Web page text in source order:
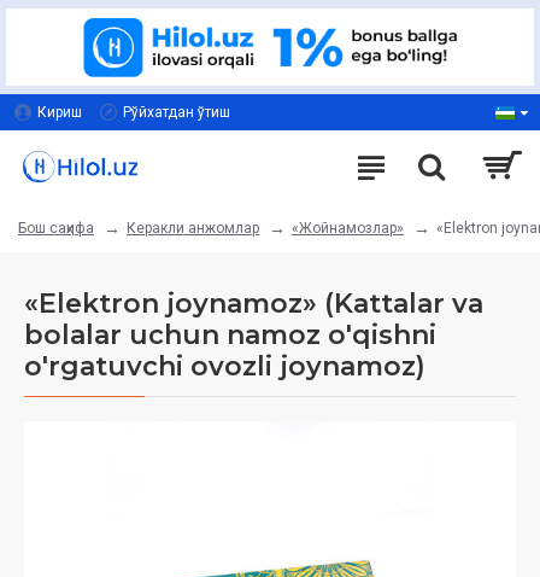
Кириш Рўйхатдан ўтиш
Бош саҳифа Керакли анжомлар «Жойнамозлар» «Elektron
«Elektron joynamoz» (Kattalar va
bolalar uchun namoz o'qishni
o'rgatuvchi ovozli joynamoz)